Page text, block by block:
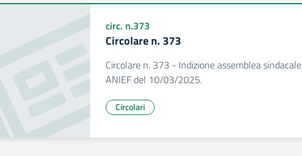
circ. n.373
Circolare n. 373
Circolare n. 373 - Indizione assemblea sindacale
ANIEF del 10/03/2025.
Circolari